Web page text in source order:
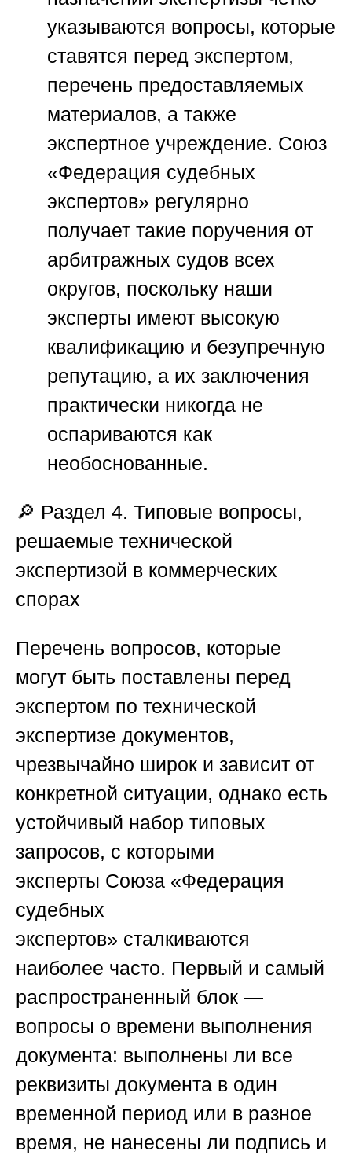
указываются вопросы, которые
ставятся перед экспертом,
перечень предоставляемых
материалов, а также
экспертное учреждение. Союз
«Федерация судебных
экспертов» регулярно
получает такие поручения от
арбитражных судов всех
округов, поскольку наши
эксперты имеют высокую
квалификацию и безупречную
репутацию, а их заключения
практически никогда не
оспариваются как
необоснованные.
🔎 Раздел 4. Типовые вопросы,
решаемые технической
экспертизой в коммерческих
спорах
Перечень вопросов, которые
могут быть поставлены перед
экспертом по технической
экспертизе документов,
чрезвычайно широк и зависит от
конкретной ситуации, однако есть
устойчивый набор типовых
запросов, с которыми
эксперты Союза «Федерация
судебных
экспертов» сталкиваются
наиболее часто. Первый и самый
распространенный блок —
вопросы о времени выполнения
документа: выполнены ли все
реквизиты документа в один
временной период или в разное
время, не нанесены ли подпись и